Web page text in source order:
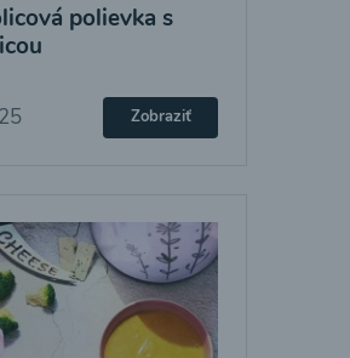
polievka s
Zobraziť